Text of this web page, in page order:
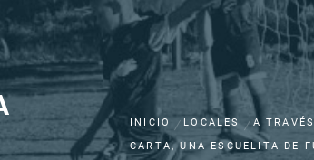
INICIO LOCALES
A
CARTA, UNA ESCUELITA DE